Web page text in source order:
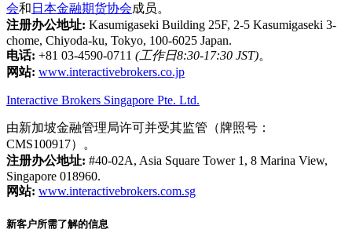
会和 日本金融期货协会成员。
注册办公地址: Kasumigaseki Building 25F, 2-5 Kasumigaseki 3-
chome, Chiyoda-ku, Tokyo, 100-6025 Japan.
电话: +81 03-4590-0711 (工作日8:30-17:30 JST)。
网站: www.interactivebrokers.co.jp
Interactive Brokers Singapore Pte. Ltd.
由新加坡金融管理局许可并受其监管（牌照号：
CMS100917）。
注册办公地址: #40-02A, Asia Square Tower 1, 8 Marina View,
Singapore 018960.
网站: www.interactivebrokers.com.sg
新客户所需了解的信息